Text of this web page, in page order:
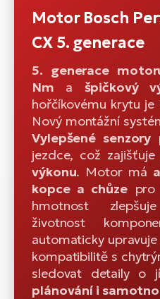
Motor Bosch
CX 5. generace
5. generace
Nm a špičkový
hořčíkovému krytu je
Nový montážní
Vylepšené senzory
jezdce, což zajišťuje
výkonu. Motor má
kopce a chůzepro
hmotnost
životnost
automaticky
kompatibilitě s
sledovat detaily o
plánování i